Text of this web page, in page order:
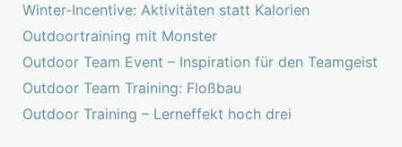
Winter-Incentive: Aktivitäten statt Kalorien
Outdoortraining mit Monster
Outdoor Team Event – Inspiration für den Teamgeist
Outdoor Team Training: Floßbau
Outdoor Training – Lerneffekt hoch drei